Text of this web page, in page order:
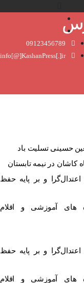
09123456789
info[@]KashanPress[.]ir
حسینی تسلیت باد
در نیمه تابستان
و بر پایه حفظ
های آموزشی و اقلام
و بر پایه حفظ
های آموزشی و اقلام